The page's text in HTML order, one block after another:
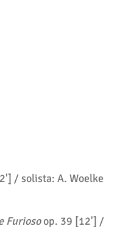
/ solista: A. Woelke
Furiosoop. 39 [12'] /